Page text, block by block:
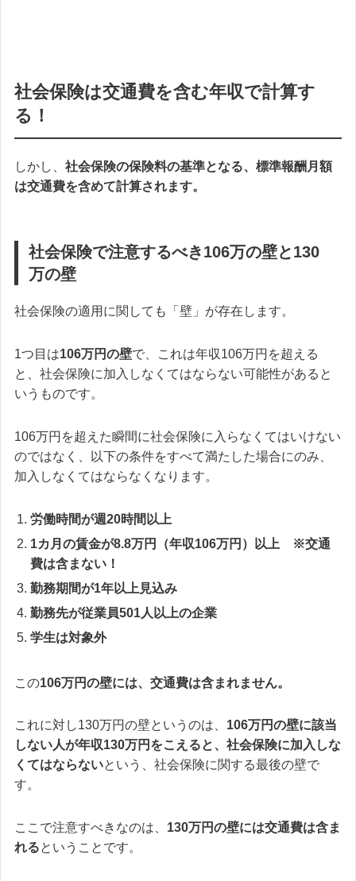
社会保険は交通費を含む年収で計算す
る！
しかし、 社会保険の保険料の基準となる、標準報酬月額
は交通費を含めて計算されます。
社会保険で注意するべき106万の壁と130
万の壁
社会保険の適用に関しても「壁」が存在します。
1つ目は106万円の壁で、これは年収106万円を超える
と、社会保険に加入しなくてはならない可能性があると
いうものです。
106万円を超えた瞬間に社会保険に入らなくてはいけない
のではなく
、以下の条件をすべて満たした場合にのみ、
加入しなくてはならなくなります。
労働時間が週20時間以上
1カ月の賃金が8.8万円（年収106万円）以上 ※交通
費は含まない！
勤務期間が1年以上見込み
勤務先が従業員501人以上の企業
学生は対象外
この106万円の壁には、交通費は含まれません。
これに対し130万円の壁というのは、 106万円の壁に該当
しない人が年収130万円をこえると、社会保険に加入しな
くてはならないという、社会保険に関する最後の壁で
す。
ここで注意すべきなのは、 130万円の壁には交通費は含ま
れるということです。